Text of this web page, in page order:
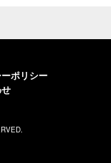
ポリシー